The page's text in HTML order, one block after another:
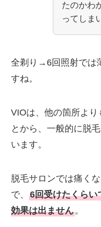
たのかわ
ってしま
全剃り→6回照射では
すね。
VIOは、他の箇所よ
とから、一般的に脱
います。
脱毛サロンでは痛く
で、6回受けたくらい
効果は出ません。